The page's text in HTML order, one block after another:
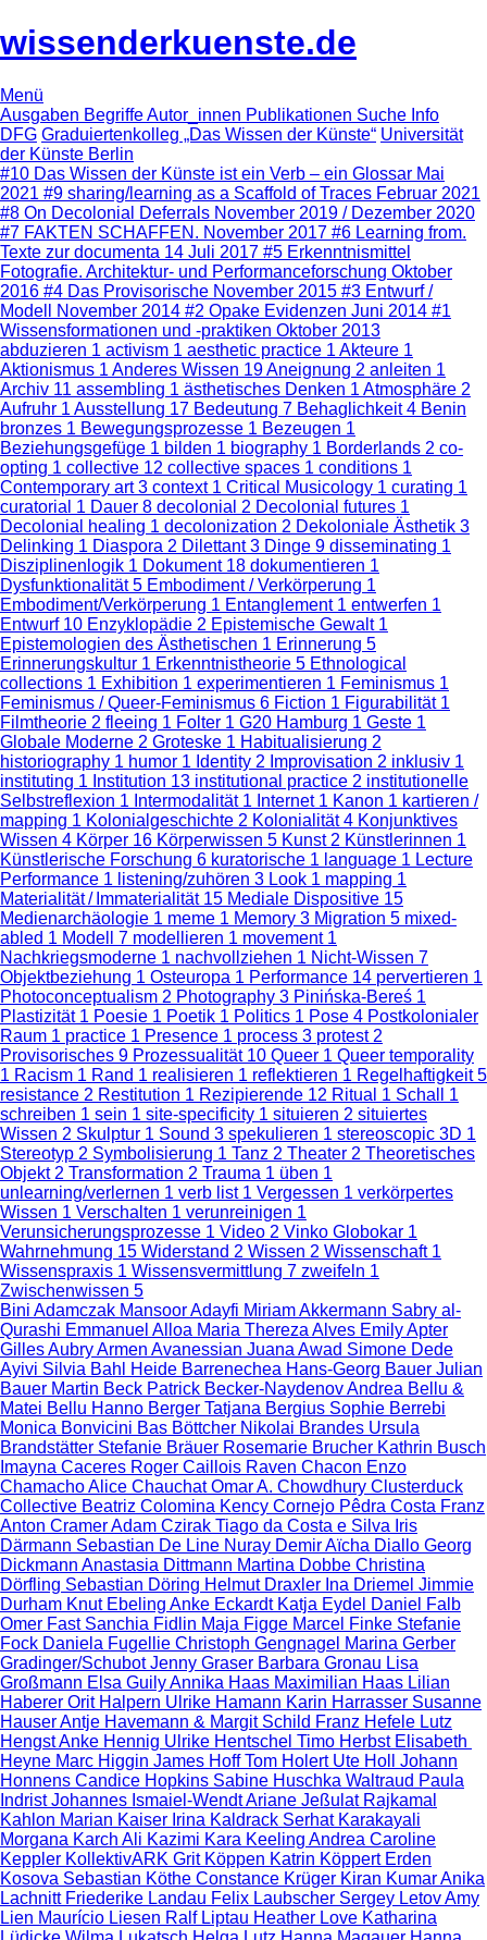
wissenderkuenste.de
Menü
Ausgaben BegriffeAutor_innen Publikationen Suche Info
DFG Graduiertenkolleg „Das Wissen der Künste“ Universität
der Künste Berlin
#10 Das Wissen der Künste ist ein Verb – ein Glossar Mai
2021 #9 sharing/learning as a Scaffold of Traces Februar 2021
#8 On Decolonial Deferrals November 2019 / Dezember 2020
#7 FAKTEN SCHAFFEN. November 2017 #6 Learning from.
Texte zur documenta 14 Juli 2017 #5 Erkenntnismittel
Fotografie. Architektur- und Performanceforschung Oktober
2016 #4 Das Provisorische November 2015 #3 Entwurf /
Modell
November 2014 #2 Opake Evidenzen Juni 2014 #1
Wissensformationen und -praktiken Oktober 2013
abduzieren 1 activism 1 aesthetic practice 1 Akteure 1
Aktionismus 1 Anderes Wissen 19Aneignung 2 anleiten 1
Archiv 11 assembling 1 ästhetisches Denken 1 Atmosphäre 2
Aufruhr 1 Ausstellung 17 Bedeutung 7 Behaglichkeit4 Benin
bronzes 1 Bewegungsprozesse 1 Bezeugen 1
Beziehungsgefüge 1 bilden 1 biography 1 Borderlands 2 co-
opting 1 collective 12 collective spaces 1 conditions 1
Contemporary art3 context 1 Critical Musicology 1 curating 1
curatorial 1 Dauer 8 decolonial 2 Decolonial futures 1
Decolonial healing 1 decolonization 2 Dekoloniale Ästhetik 3
Delinking 1 Diaspora 2 Dilettant3 Dinge 9 disseminating 1
Disziplinenlogik 1 Dokument 18 dokumentieren 1
Dysfunktionalität5 Embodiment / Verkörperung 1
Embodiment/Verkörperung 1 Entanglement 1 entwerfen 1
Entwurf 10 Enzyklopädie 2 Epistemische Gewalt 1
Epistemologien des Ästhetischen 1 Erinnerung 5
Erinnerungskultur 1 Erkenntnistheorie 5 Ethnological
collections 1 Exhibition 1 experimentieren 1 Feminismus 1
Feminismus / Queer-Feminismus 6 Fiction 1 Figurabilität 1
Filmtheorie 2 fleeing 1 Folter 1 G20 Hamburg 1 Geste 1
Globale Moderne 2 Groteske 1 Habitualisierung 2
historiography 1 humor 1 Identity 2 Improvisation 2 inklusiv 1
instituting 1 Institution 13 institutional practice 2 institutionelle
Selbstreflexion 1 Intermodalität 1 Internet 1 Kanon 1 kartieren /
mapping 1 Kolonialgeschichte 2 Kolonialität4 Konjunktives
Wissen 4 Körper 16 Körperwissen 5 Kunst 2 Künstlerinnen 1
Künstlerische Forschung 6 kuratorische 1 language 1 Lecture
Performance 1 listening/zuhören 3 Look 1 mapping 1
Materialität / Immaterialität 15 Mediale Dispositive 15
Medienarchäologie 1 meme 1 Memory 3 Migration 5 mixed-
abled 1 Modell 7 modellieren 1 movement 1
Nachkriegsmoderne 1 nachvollziehen 1 Nicht-Wissen 7
Objektbeziehung 1 Osteuropa 1 Performance 14 pervertieren 1
Photoconceptualism 2 Photography 3 Pinińska-Bereś 1
Plastizität 1 Poesie 1 Poetik 1 Politics 1 Pose 4 Postkolonialer
Raum 1 practice 1 Presence 1 process 3 protest 2
Provisorisches 9 Prozessualität 10 Queer 1 Queer temporality
1 Racism 1 Rand 1 realisieren 1 reflektieren 1 Regelhaftigkeit5
resistance 2 Restitution 1 Rezipierende 12 Ritual 1 Schall 1
schreiben 1 sein 1 site-specificity 1 situieren 2 situiertes
Wissen 2 Skulptur 1 Sound 3 spekulieren 1 stereoscopic 3D 1
Stereotyp 2 Symbolisierung 1 Tanz 2 Theater 2 Theoretisches
Objekt 2 Transformation 2 Trauma 1 üben 1
unlearning/verlernen 1 verb list 1 Vergessen 1 verkörpertes
Wissen 1 Verschalten 1 verunreinigen 1
Verunsicherungsprozesse 1 Video 2 Vinko Globokar 1
Wahrnehmung 15 Widerstand 2 Wissen 2 Wissenschaft 1
Wissenspraxis 1 Wissensvermittlung 7 zweifeln 1
Zwischenwissen 5
Bini Adamczak Mansoor Adayfi Miriam Akkermann Sabry al-
Qurashi Emmanuel Alloa Maria Thereza Alves Emily Apter
Gilles AubryArmen Avanessian Juana Awad Simone Dede
Ayivi Silvia Bahl Heide Barrenechea Hans-Georg Bauer Julian
Bauer Martin Beck Patrick Becker-NaydenovAndrea Bellu &
Matei Bellu Hanno Berger Tatjana Bergius Sophie Berrebi
Monica Bonvicini Bas Böttcher Nikolai Brandes Ursula
Brandstätter Stefanie Bräuer Rosemarie Brucher Kathrin Busch
Imayna Caceres Roger Caillois Raven Chacon Enzo
ChamachoAlice ChauchatOmar A. Chowdhury Clusterduck
Collective Beatriz Colomina Kency Cornejo Pêdra Costa Franz
Anton CramerAdam Czirak Tiago da Costa e Silva Iris
Därmann Sebastian De Line Nuray DemirAïcha Diallo Georg
Dickmann Anastasia Dittmann Martina Dobbe Christina
Dörfling Sebastian Döring Helmut Draxler Ina Driemel Jimmie
Durham Knut Ebeling Anke Eckardt Katja Eydel Daniel Falb
Omer Fast Sanchia Fidlin Maja Figge Marcel Finke Stefanie
Fock Daniela Fugellie Christoph Gengnagel Marina Gerber
Gradinger/SchubotJenny Graser Barbara Gronau Lisa
Großmann Elsa GuilyAnnika Haas Maximilian Haas Lilian
Haberer Orit Halpern Ulrike Hamann Karin Harrasser Susanne
HauserAntje Havemann & Margit Schild Franz Hefele Lutz
HengstAnke Hennig Ulrike Hentschel Timo Herbst Elisabeth
Heyne Marc Higgin James HoffTom Holert Ute Holl Johann
Honnens Candice Hopkins Sabine Huschka Waltraud Paula
IndristJohannes Ismaiel-WendtAriane Jeßulat Rajkamal
Kahlon Marian Kaiser Irina Kaldrack Serhat Karakayali
Morgana Karch Ali Kazimi Kara Keeling Andrea Caroline
Keppler KollektivARK Grit Köppen Katrin Köppert Erden
Kosova Sebastian Köthe Constance Krüger Kiran KumarAnika
Lachnitt Friederike Landau Felix Laubscher Sergey LetovAmy
Lien Maurício Liesen Ralf Liptau Heather Love Katharina